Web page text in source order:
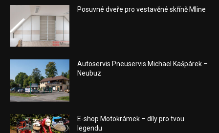
Posuvné dveře pro vestavěné skříně Mline
Autoservis Pneuservis Michael Kašpárek –
Neubuz
E-shop Motokrámek – díly pro tvou
legendu